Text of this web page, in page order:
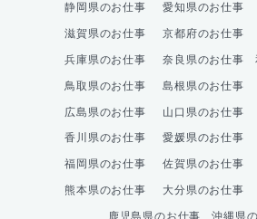
静岡県のお仕事 愛知県のお仕事
滋賀県のお仕事 京都府のお仕事
兵庫県のお仕事 奈良県のお仕事
鳥取県のお仕事 島根県のお仕事
広島県のお仕事 山口県のお仕事
香川県のお仕事 愛媛県のお仕事
福岡県のお仕事 佐賀県のお仕事
熊本県のお仕事 大分県のお仕事
鹿児島県のお仕事 沖縄県